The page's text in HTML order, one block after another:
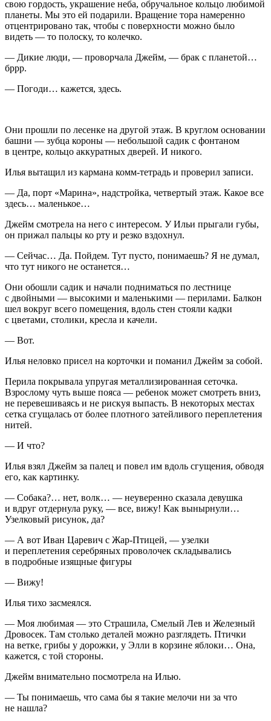
свою гордость, украшение неба, обручальное кольцо любимой
планеты. Мы это ей подарили. Вращение тора намеренно
отцентрировано так, чтобы с поверхности можно было
видеть — то полоску, то колечко.
— Дикие люди, — проворчала Джейм, — брак с планетой…
бррр.
— Погоди… кажется, здесь.
Они прошли по лесенке на другой этаж. В круглом основании
башни — зубца короны — небольшой садик с фонтаном
в центре, кольцо аккуратных дверей. И никого.
Илья вытащил из кармана комм-тетрадь и проверил записи.
— Да, порт «Марина», надстройка, четвертый этаж. Какое все
здесь… маленькое…
Джейм смотрела на него с интересом. У Ильи прыгали губы,
он прижал пальцы ко рту и резко вздохнул.
— Сейчас… Да. Пойдем. Тут пусто, понимаешь? Я не думал,
что тут никого не останется…
Они обошли садик и начали подниматься по лестнице
с двойными — высокими и маленькими — перилами. Балкон
шел вокруг всего помещения, вдоль стен стояли кадки
с цветами, столики, кресла и качели.
— Вот.
Илья неловко присел на корточки и поманил Джейм за собой.
Перила покрывала упругая металлизированная сеточка.
Взрослому чуть выше пояса — ребенок может смотреть вниз,
не перевешиваясь и не рискуя выпасть. В некоторых местах
сетка сгущалась от более плотного затейливого переплетения
нитей.
— И что?
Илья взял Джейм за палец и повел им вдоль сгущения, обводя
его, как картинку.
— Собака?… нет, волк… — неуверенно сказала девушка
и вдруг отдернула руку, — все, вижу! Как вынырнули…
Узелковый рисунок, да?
— А вот Иван Царевич с Жар-Птицей, — узелки
и переплетения серебряных проволочек складывались
в подробные изящные фигуры
— Вижу!
Илья тихо засмеялся.
— Моя любимая — это Страшила, Смелый Лев и Железный
Дровосек. Там столько деталей можно разглядеть. Птички
на ветке, грибы у дорожки, у Элли в корзине яблоки… Она,
кажется, с той стороны.
Джейм внимательно посмотрела на Илью.
— Ты понимаешь, что сама бы я такие мелочи ни за что
не нашла?